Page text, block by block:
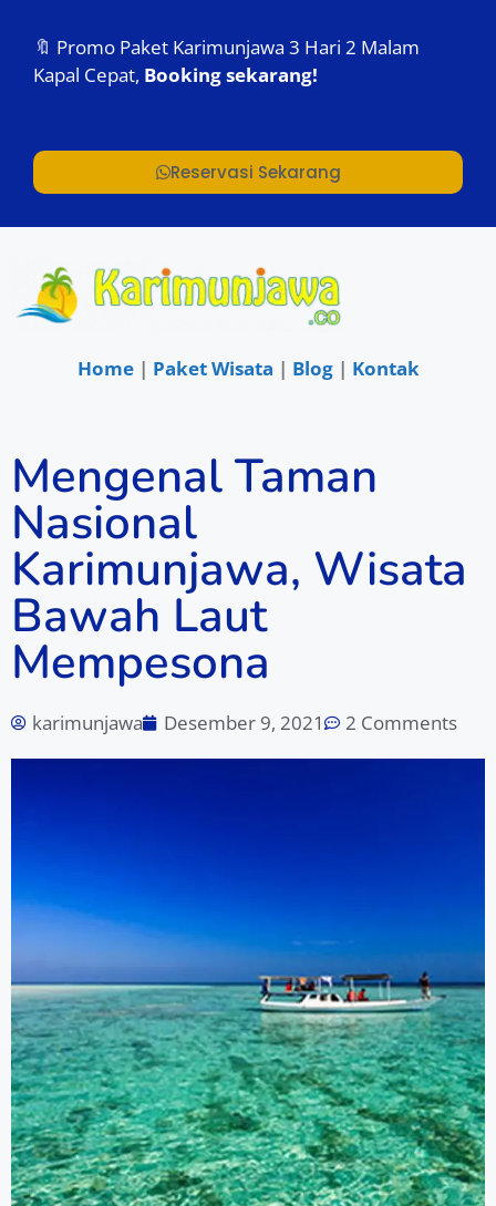
🔖 Promo Paket Karimunjawa 3 Hari 2 Malam
Kapal Cepat, Booking sekarang!
Reservasi Sekarang
Home| Paket Wisata | Blog| Kontak
Mengenal Taman
Nasional
Karimunjawa, Wisata
Bawah Laut
Mempesona
karimunjawa Desember 9, 2021 2 Comments